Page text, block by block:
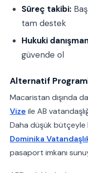
Süreç takibi:
tam destek
Hukuki
güvende ol
Alternatif
Macaristan dışında
Vize ile AB
Daha düşük
Dominika
pasaport imkanı